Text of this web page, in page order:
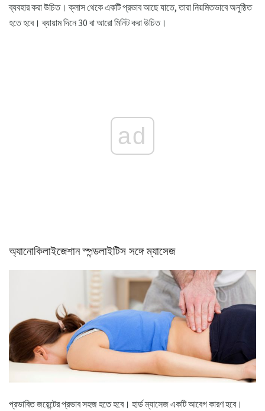
ব্যবহার করা উচিত। ক্লাস থেকে একটি প্রভাব আছে যাতে, তারা নিয়মিতভাবে অনুষ্ঠিত
হতে হবে। ব্যায়াম দিনে 30 বা আরো মিনিট করা উচিত।
ad
অ্যানোকিলাইজেশান স্পন্ডলাইটিস সঙ্গে ম্যাসেজ
প্রভাবিত জয়েন্টের প্রভাব সহজ হতে হবে। হার্ড ম্যাসেজ একটি আবেগ কারণ হবে।